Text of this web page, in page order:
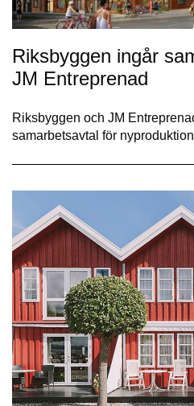
Riksbyggen ingår
JM Entreprenad
Riksbyggen och JM
samarbetsavtal för